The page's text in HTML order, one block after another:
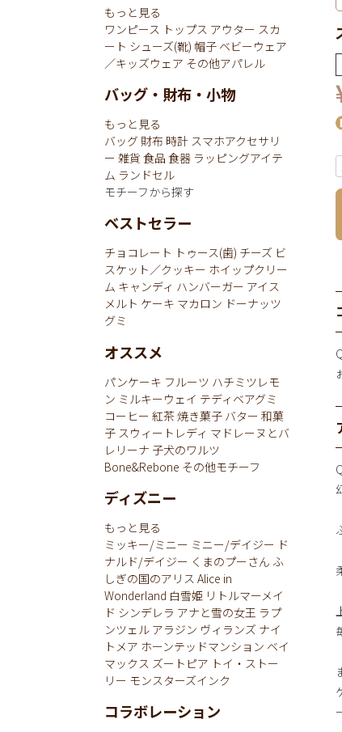
もっと見る
ワンピース トップス アウター スカ
ート シューズ(靴) 帽子 ベビーウェア
／キッズウェア その他アパレル
バッグ・財布・小物
もっと見る
バッグ 財布 時計 スマホアクセサリ
ー 雑貨 食品 食器 ラッピングアイテ
ム ランドセル
モチーフから探す
ベストセラー
チョコレート トゥース(歯) チーズ ビ
スケット／クッキー ホイップクリー
ム キャンディ ハンバーガー アイス
メルト ケーキ マカロン ドーナッツ
グミ
オススメ
パンケーキ フルーツ ハチミツレモ
ン ミルキーウェイ テディベアグミ
コーヒー 紅茶焼き菓子 バター 和菓
子 スウィートレディ マドレーヌとバ
レリーナ 子犬のワルツ
Bone&Rebone その他モチーフ
ディズニー
もっと見る
ミッキー/ミニー ミニー/デイジー ド
ナルド/デイジー くまのプーさん ふ
しぎの国のアリス Alice in
Wonderland 白雪姫 リトルマーメイ
ド シンデレラ アナと雪の女王 ラプ
ンツェル アラジン ヴィランズ ナイ
トメア ホーンテッドマンション ベイ
マックス ズートピア トイ・ストー
リー モンスターズインク
コラボレーション